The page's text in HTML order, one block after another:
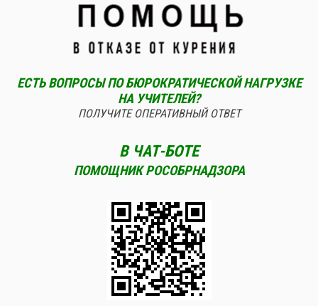
ЕСТЬ ВОПРОСЫ ПО БЮРОКРАТИЧЕСКОЙ НАГРУЗКЕ
НА УЧИТЕЛЕЙ?
ПОЛУЧИТЕ ОПЕРАТИВНЫЙ ОТВЕТ
В ЧАТ-БОТЕ
ПОМОЩНИК РОСОБРНАДЗОРА